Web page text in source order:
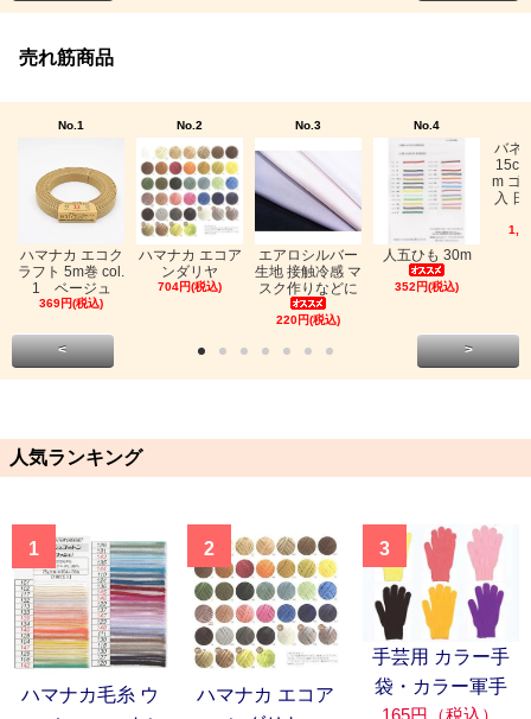
売れ筋商品
No.1
ハマナカ エコク
ラフト 5m巻 col.
1 ベージュ
369円(税込)
No.2
ハマナカ エコア
ンダリヤ
704円(税込)
No.3
エアロシルバー
生地 接触冷感 マ
スク作りなどに
220円(税込)
No.4
人五ひも 30m
352円(税込)
バネ
m ゴ
入
< >
人気ランキング
1
ハマナカ毛糸 ウ
2
ハマナカ エコア
3
手芸用 カラー手
袋・カラー軍手
165円（税込）